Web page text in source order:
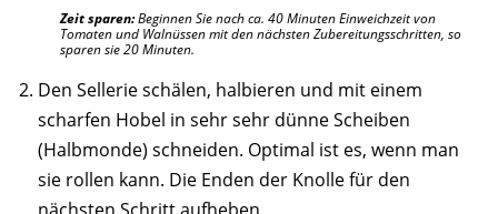
Zeit sparen:Beginnen Sie nach ca. 40 Minuten Einweichzeit von
Tomaten und Walnüssen mit den nächsten Zubereitungsschritten, so
sparen sie 20 Minuten.
Den Sellerie schälen, halbieren und mit einem
scharfen Hobel in sehr sehr dünne Scheiben
(Halbmonde) schneiden. Optimal ist es, wenn man
sie rollen kann. Die Enden der Knolle für den